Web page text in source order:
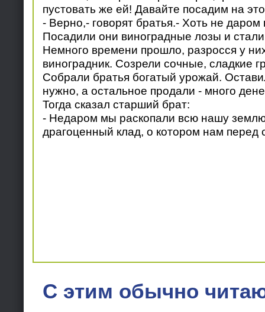
пустовать же ей! Давайте посадим на
- Верно,- говорят братья.- Хоть не
Посадили они виноградные лозы и
Немного времени прошло, разросся у
виноградник. Созрели сочные, сладкие
Собрали братья богатый урожай.
нужно, а остальное продали - много
Тогда сказал старший брат:
- Недаром мы раскопали всю нашу
драгоценный клад, о котором нам перед
С этим обычно